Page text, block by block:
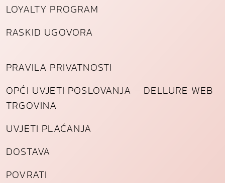
LOYALTY PROGRAM
RASKID UGOVORA
PRAVILA PRIVATNOSTI
OPĆI UVJETI POSLOVANJA – DELLURE WEB
TRGOVINA
UVJETI PLAĆANJA
DOSTAVA
POVRATI